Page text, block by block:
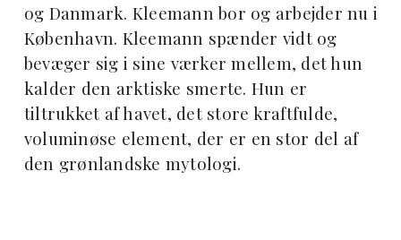
og Danmark. Kleemann bor og arbejder nu i
København. Kleemann spænder vidt og
bevæger sig i sine værker mellem, det hun
kalder den arktiske smerte. Hun er
tiltrukket af havet, det store kraftfulde,
voluminøse element, der er en stor del af
den grønlandske mytologi.